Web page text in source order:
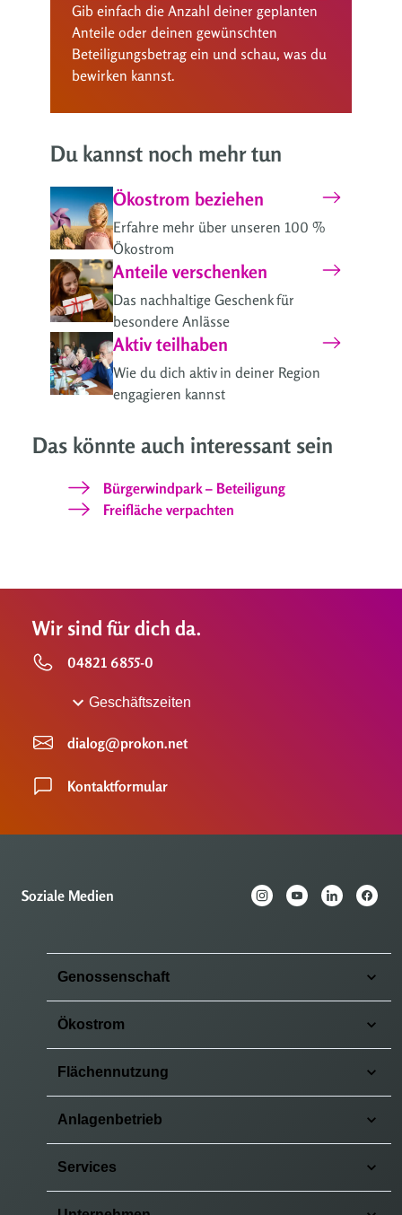
Gib einfach die Anzahl deiner geplanten
Anteile oder deinen gewünschten
Beteiligungsbetrag ein und schau, was du
bewirken kannst.
Du kannst noch mehr tun
Ökostrom beziehen
Erfahre mehr über unseren 100 %
Ökostrom
Anteile verschenken
Das nachhaltige Geschenk für
besondere Anlässe
Aktiv teilhaben
Wie du dich aktiv in deiner Region
engagieren kannst
Das könnte auch interessant sein
Bürgerwindpark – Beteiligung
Freifläche verpachten
Wir sind für dich da.
04821 6855-0
Geschäftszeiten
dialog@prokon.net
Kontaktformular
Soziale Medien
Genossenschaft
Ökostrom
Flächennutzung
Anlagenbetrieb
Services